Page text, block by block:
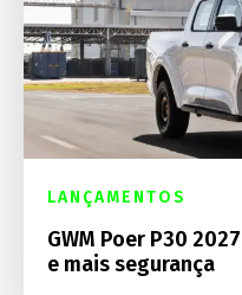
LANÇAMENTOS
GWM Poer P30
e mais segurança